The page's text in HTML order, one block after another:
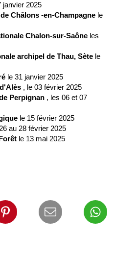
janvier 2025
Châlons -en-Champagne le
Chalon-sur-Saône les
archipel de Thau, Sète le
le 31 janvier 2025
, le 03 février 2025
Perpignan , les 06 et 07
le 15 février 2025
au 28 février 2025
le 13 mai 2025